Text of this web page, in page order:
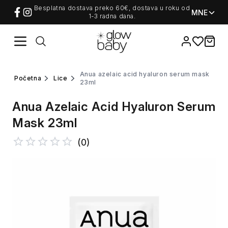
Besplatna dostava preko 60€, dostava u roku od
1-3 radna dana.
MNE
Favorites
items
početna lice
anua azelaic acid hyaluron serum mask
23ml
Anua Azelaic Acid Hyaluron Serum
Mask 23ml
(0)